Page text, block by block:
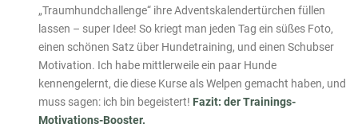
„Traumhundchallenge“ ihre Adventskalendertürchen füllen
lassen – super Idee! So kriegt man jeden Tag ein süßes Foto,
einen schönen Satz über Hundetraining, und einen Schubser
Motivation. Ich habe mittlerweile ein paar Hunde
kennengelernt, die diese Kurse als Welpen gemacht haben, und
muss sagen: ich bin begeistert! Fazit: der Trainings-
Motivations-Booster.